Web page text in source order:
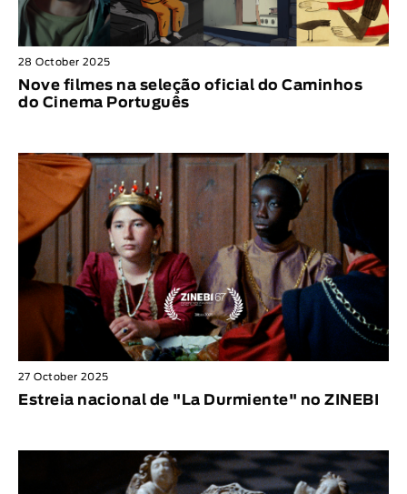
28 October 2025
Nove filmes na seleção oficial do Caminhos
do Cinema Português
27 October 2025
Estreia nacional de "La Durmiente" no ZINEBI